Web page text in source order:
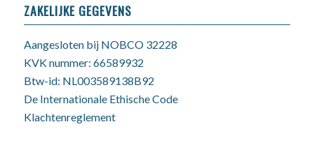
ZAKELIJKE GEGEVENS
Aangesloten bij NOBCO 32228
KVK nummer: 66589932
Btw-id: NL003589138B92
De Internationale Ethische Code
Klachtenreglement